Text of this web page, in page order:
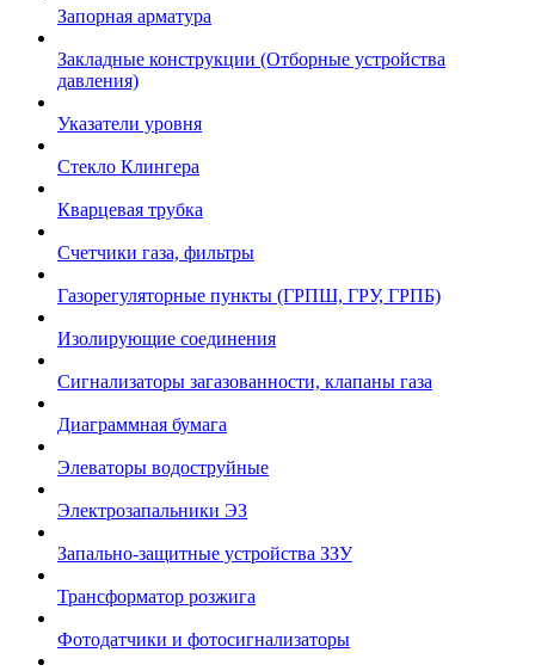
Запорная арматура
Закладные конструкции (Отборные устройства
давления)
Указатели уровня
Стекло Клингера
Кварцевая трубка
Счетчики газа, фильтры
Газорегуляторные пункты (ГРПШ, ГРУ, ГРПБ)
Изолирующие соединения
Сигнализаторы загазованности, клапаны газа
Диаграммная бумага
Элеваторы водоструйные
Электрозапальники ЭЗ
Запально-защитные устройства ЗЗУ
Трансформатор розжига
Фотодатчики и фотосигнализаторы